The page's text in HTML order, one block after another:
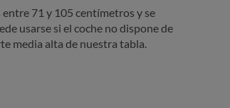
71 y 105 centímetros y se
usarse si el coche no dispone de
media alta de nuestra tabla.